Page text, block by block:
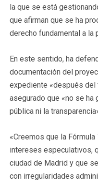
la que se está
que afirman que se ha
derecho fundamental a la
En este sentido, ha
documentación del
expediente «después del
asegurado que «no se ha
pública ni la
«Creemos que la
intereses especulativos,
ciudad de Madrid y que
con irregularidades